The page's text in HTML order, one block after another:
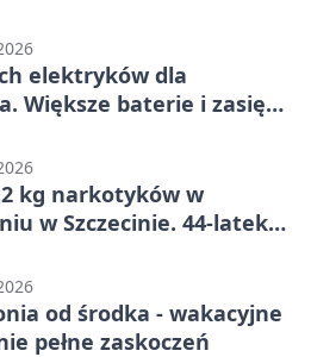
elektryków dla
Większe baterie i zasięg
kg narkotyków w
w Szczecinie. 44-latek
od środka - wakacyjne
pełne zaskoczeń